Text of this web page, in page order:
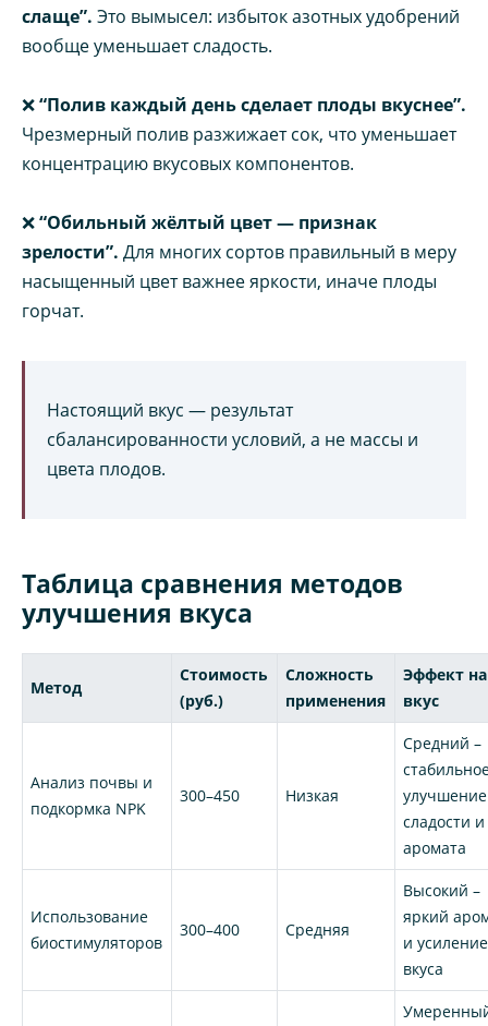
слаще”. Это вымысел: избыток азотных удобрений
вообще уменьшает сладость.
❌“Полив каждый день сделает плоды вкуснее”.
Чрезмерный полив разжижает сок, что уменьшает
концентрацию вкусовых компонентов.
❌“Обильный жёлтый цвет — признак
зрелости”. Для многих сортов правильный в меру
насыщенный цвет важнее яркости, иначе плоды
горчат.
Настоящий вкус — результат
сбалансированности условий, а не массы и
цвета плодов.
Таблица сравнения методов
улучшения вкуса
Метод
Стоимость
(руб.)
Сложность
применения
Эффект на
вкус
Анализ почвы и
подкормка NPK
300–450 Низкая
Средний –
улучшение
сладости и
аромата
Использование
биостимуляторов
300–400 Средняя
Высокий –
яркий
и усиление
вкуса